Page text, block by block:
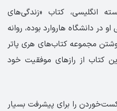
انگلیسی، کتاب «زندگی‌های
در دانشگاه هاروارد بوده، روانه
مجموعه کتاب‌های هری پاتر
کتاب از رازهای موفقیت خود
را برای پیشرفت بسیار